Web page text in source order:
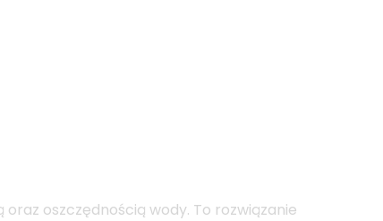
oszczędnością wody. To rozwiązanie